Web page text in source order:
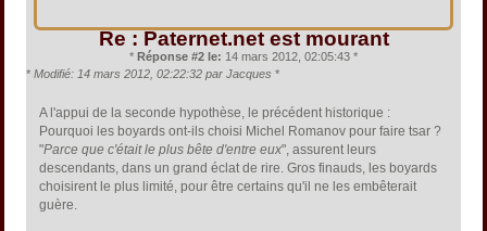
Re : Paternet.net est mourant
* Réponse #2 le: 14 mars 2012, 02:05:43 *
* Modifié: 14 mars 2012, 02:22:32 par Jacques *
A l'appui de la seconde hypothèse, le précédent historique :
Pourquoi les boyards ont-ils choisi Michel Romanov pour faire tsar ?
"Parce que c'était le plus bête d'entre eux", assurent leurs
descendants, dans un grand éclat de rire. Gros finauds, les boyards
choisirent le plus limité, pour être certains qu'il ne les embêterait
guère.